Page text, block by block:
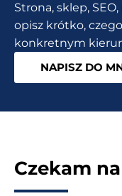
Social
Mediach
(FB,
Blog)
Strona, sklep,
opisz krótko,
konkretnym
NAPISZ DO
Czekam